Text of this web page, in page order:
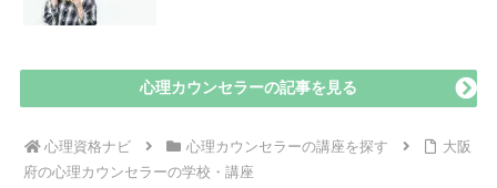
心理カウンセラーの記事を見る
心理資格ナビ 心理カウンセラーの講座を探す
大阪
府の心理カウンセラーの学校・講座